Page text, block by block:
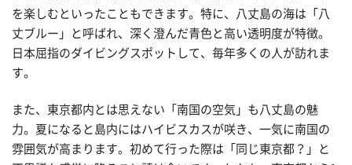
を楽しむといったこともできます。特に、八丈島の海は「八
丈ブルー」と呼ばれ、深く澄んだ青色と高い透明度が特徴。
日本屈指のダイビングスポットして、毎年多くの人が訪れま
す。
また、東京都内とは思えない「南国の空気」も八丈島の魅
力。夏になると島内にはハイビスカスが咲き、一気に南国の
雰囲気が高まります。初めて行った際は「同じ東京都？」と